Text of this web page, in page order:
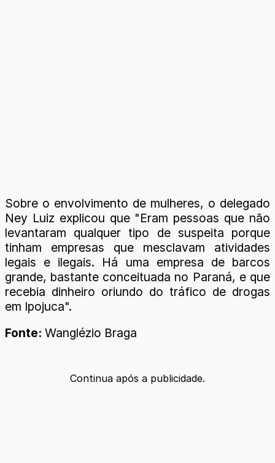
Sobre o envolvimento de mulheres, o delegado
Ney Luiz explicou que "Eram pessoas que não
levantaram qualquer tipo de suspeita porque
tinham empresas que mesclavam atividades
legais e ilegais. Há uma empresa de barcos
grande, bastante conceituada no Paraná, e que
recebia dinheiro oriundo do tráfico de drogas
em Ipojuca".
Fonte: Wanglézio Braga
Continua após a publicidade.